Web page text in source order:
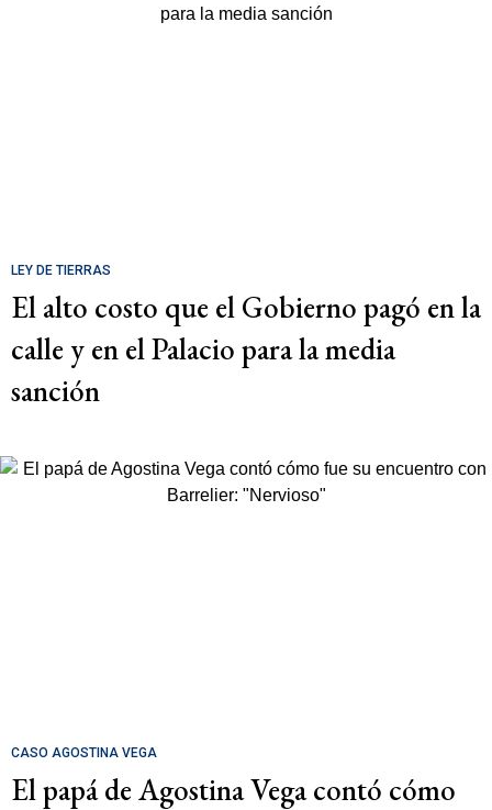
LEY DE TIERRAS
El alto costo que el Gobierno pagó en la
calle y en el Palacio para la media
sanción
CASO AGOSTINA VEGA
El papá de Agostina Vega contó cómo